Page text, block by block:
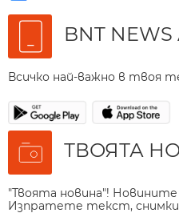
BNT NEWS
Всичко най-важно в твоя
ТВОЯТА
"Твоята новина"!
Изпратете текст,